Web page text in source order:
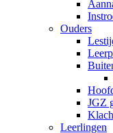
Ouders
JGZ
Leerlingen